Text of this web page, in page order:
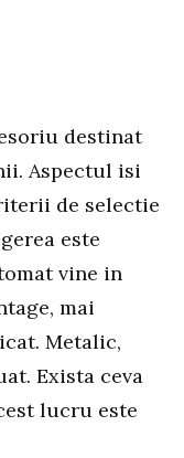
destinat
Aspectul isi
de selectie
este
vine in
mai
Metalic,
Exista ceva
lucru este